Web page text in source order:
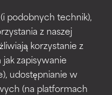
podobnych technik),
z naszej
korzystanie z
zapisywanie
udostępnianie w
(na platformach
POWRÓT
BEST
przez
typów
BEST
przez
typów